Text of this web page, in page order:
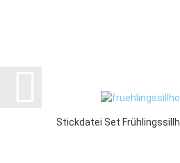
Stickdatei Set